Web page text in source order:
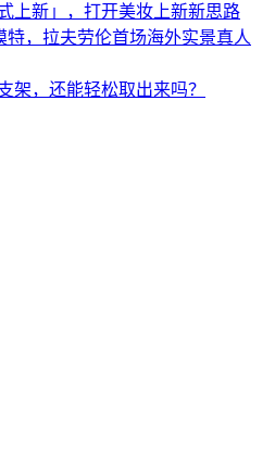
上新」，打开美妆上新新思路
特，拉夫劳伦首场海外实景真人
架，还能轻松取出来吗？